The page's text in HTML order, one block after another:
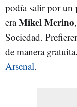
podía salir por un
eraMikel Merino
Sociedad.
de manera gratuita.
Arsenal.